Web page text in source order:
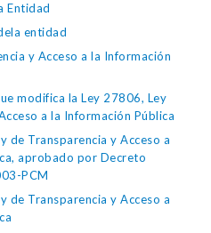
Entidad
entidad
y Acceso a la Información
modifica la Ley 27806, Ley
a la Información Pública
de Transparencia y Acceso a
aprobado por Decreto
PCM
de Transparencia y Acceso a